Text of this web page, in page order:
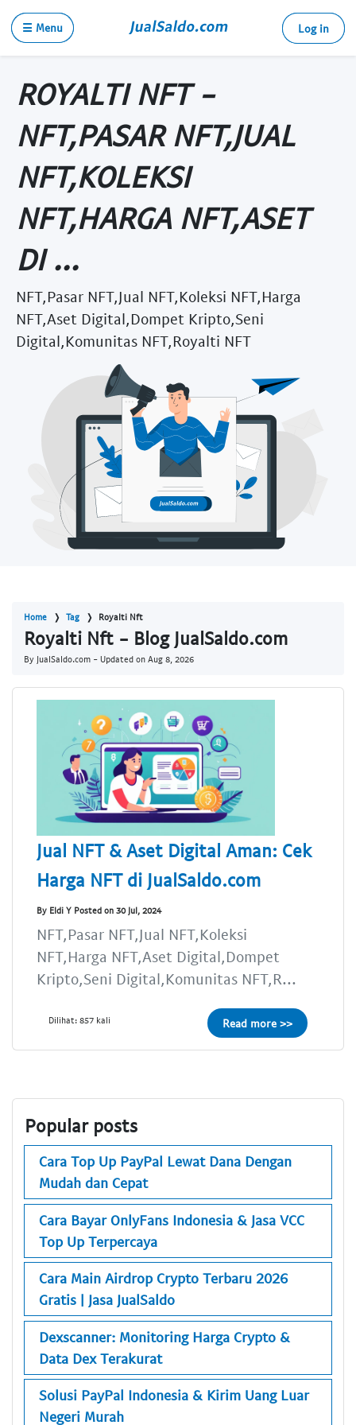
☰ Menu Log in
ROYALTI NFT -
NFT,PASAR NFT,JUAL
NFT,KOLEKSI
NFT,HARGA NFT,ASET
DI ...
NFT,Pasar NFT,Jual NFT,Koleksi NFT,Harga
NFT,Aset Digital,Dompet Kripto,Seni
Digital,Komunitas NFT,Royalti NFT
Home Tag Royalti Nft
Royalti Nft - Blog JualSaldo.com
By JualSaldo.com - Updated on Aug 8, 2026
Jual NFT & Aset Digital Aman: Cek
Harga NFT di JualSaldo.com
By Eldi Y Posted on 30 Jul, 2024
NFT,Pasar NFT,Jual NFT,Koleksi
NFT,Harga NFT,Aset Digital,Dompet
Kripto,Seni Digital,Komunitas NFT,R...
Dilihat: 857 kali Read more >>
Popular posts
Cara Top Up PayPal Lewat Dana Dengan
Mudah dan Cepat
Cara Bayar OnlyFans Indonesia & Jasa VCC
Top Up Terpercaya
Cara Main Airdrop Crypto Terbaru 2026
Gratis | Jasa JualSaldo
Dexscanner: Monitoring Harga Crypto &
Data Dex Terakurat
Solusi PayPal Indonesia & Kirim Uang Luar
Negeri Murah